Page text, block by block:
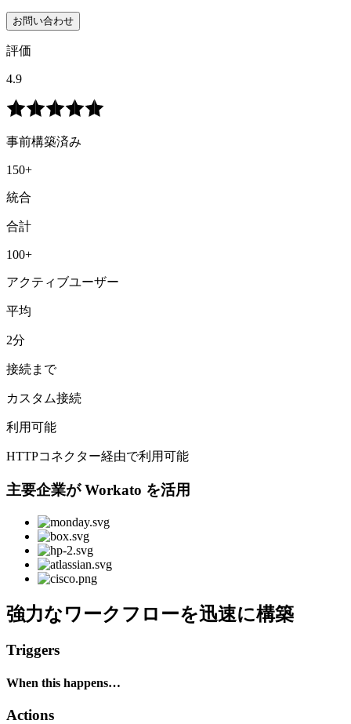
お問い合わせ
評価
4.9
事前構築済み
150+
統合
合計
100+
アクティブユーザー
平均
2分
接続まで
カスタム接続
利用可能
HTTPコネクター経由で利用可能
主要企業が Workato を活用
強力なワークフローを迅速に構築
Triggers
When this happens…
Actions